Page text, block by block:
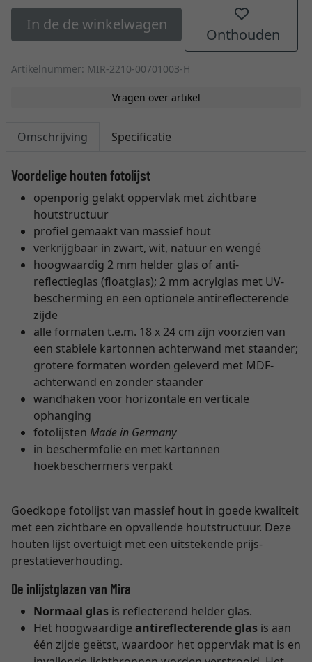
In de de winkelwagen
Onthouden
Artikelnummer: MIR-2210-00701003-H
Vragen over artikel
Omschrijving Specificatie
Voordelige houten fotolijst
openporig gelakt oppervlak met zichtbare
houtstructuur
profiel gemaakt van massief hout
verkrijgbaar in zwart, wit, natuur en wengé
hoogwaardig 2 mm helder glas of anti-
reflectieglas (floatglas); 2 mm acrylglas met UV-
bescherming en een optionele antireflecterende
zijde
alle formaten t.e.m. 18 x 24 cm zijn voorzien van
een stabiele kartonnen achterwand met staander;
grotere formaten worden geleverd met MDF-
achterwand en zonder staander
wandhaken voor horizontale en verticale
ophanging
fotolijsten Made in Germany
in beschermfolie en met kartonnen
hoekbeschermers verpakt
Goedkope fotolijst van massief hout in goede kwaliteit
met een zichtbare en opvallende houtstructuur. Deze
houten lijst overtuigt met een uitstekende prijs-
prestatieverhouding.
De inlijstglazen van Mira
Normaal glas is reflecterend helder glas.
Het hoogwaardige antireflecterende glas is aan
één zijde geëtst, waardoor het oppervlak mat is en